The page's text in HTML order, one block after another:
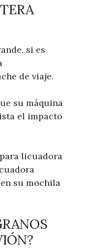
si es
de viaje.
su máquina
el impacto
licuadora
su mochila